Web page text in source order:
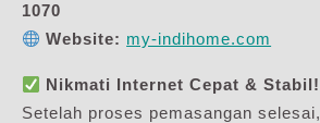
1070
Website: my-indihome.com
Nikmati Internet Cepat & Stabil!
Setelah proses pemasangan